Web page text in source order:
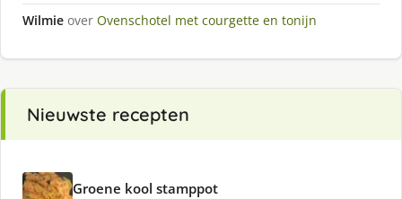
Wilmie over Ovenschotel met courgette en tonijn
Nieuwste recepten
Groene kool stamppot